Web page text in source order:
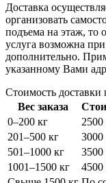
Доставка
организовать
подъема на этаж, то
услуга возможна
дополнительно.
указанному Вами
Стоимость
Вес заказа
0–200 кг
2500
201–500 кг
3000
501–1000 кг
3500
1001–1500 кг
4500